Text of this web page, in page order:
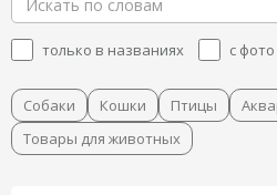
только в названиях с фото
Собаки Кошки Птицы
Товары для животных